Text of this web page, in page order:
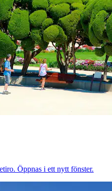
Öppnas i ett nytt fönster.